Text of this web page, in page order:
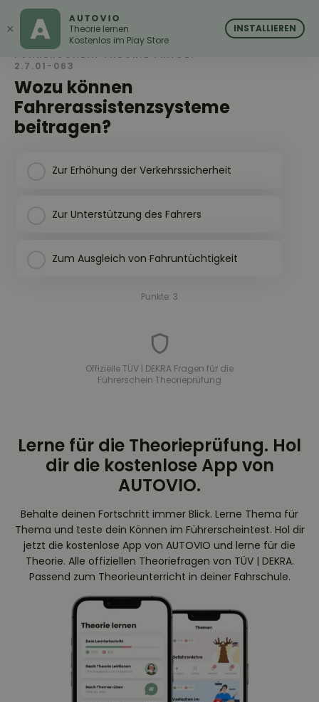
AUTOVIO
Wozu können
Fahrerassistenzsysteme
beitragen?
FÜHRERSCHEIN THEORIE FRAGE:
2.7.01-063
Zur Erhöhung der Verkehrssicherheit
Zur Unterstützung des Fahrers
Zum Ausgleich von Fahruntüchtigkeit
Punkte: 3
Offizielle TÜV | DEKRA Fragen für die
Führerschein Theorieprüfung
Lerne für die Theorieprüfung. Hol
dir die kostenlose App von
AUTOVIO.
Behalte deinen Fortschritt immer Blick. Lerne Thema für
Thema und teste dein Können im Führerscheintest. Hol dir
jetzt die kostenlose App von AUTOVIO und lerne für die
Theorie. Alle offiziellen Theoriefragen von TÜV | DEKRA.
Passend zum Theorieunterricht in deiner Fahrschule.
× AUTOVIO
Theorie lernen
Kostenlos im Play Store
INSTALLIEREN